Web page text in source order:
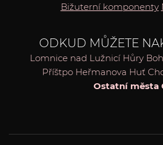
Bižuterní komponenty
ODKUD MŮŽETE
Lomnice nad Lužnicí Hůry
Příštpo Heřmanova Huť
Ostatní města